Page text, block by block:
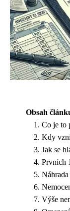
Obsah
Co je to
Kdy
Jak se
Prvních
Výše